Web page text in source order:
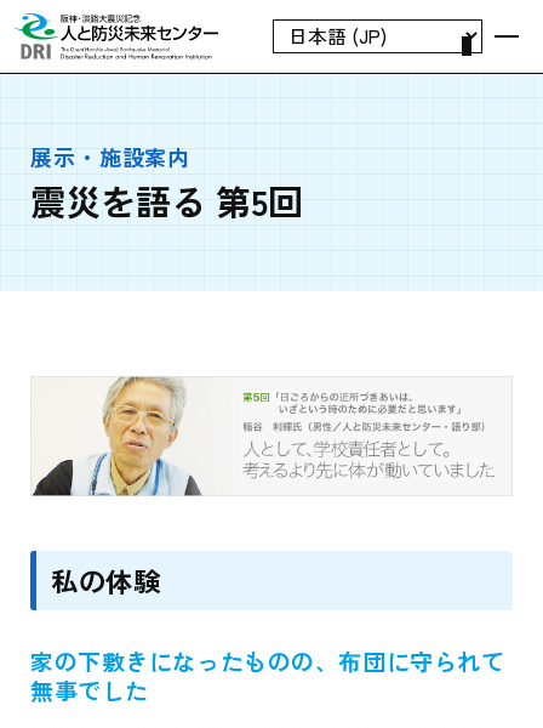
展示・施設案内
震災を語る 第5回
私の体験
家の下敷きになったものの、布団に守られて
無事でした